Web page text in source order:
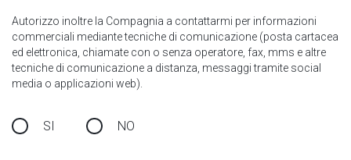
Autorizzo inoltre la Compagnia a contattarmi per informazioni
commerciali mediante tecniche di comunicazione (posta cartacea
ed elettronica, chiamate con o senza operatore, fax, mms e altre
tecniche di comunicazione a distanza, messaggi tramite social
media o applicazioni web).
SI NO